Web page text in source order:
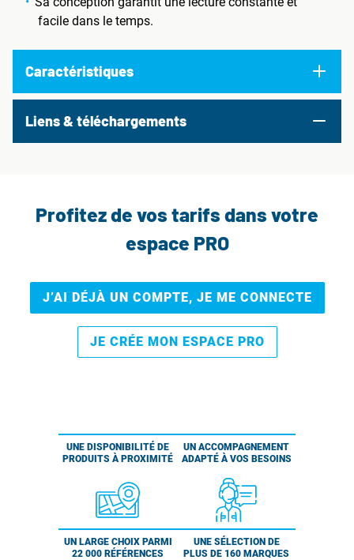
facile dans le temps.
Caractéristiques
Liens & téléchargements
Profitez de vos tarifs dans votre
espace PRO
J’AI DÉJÀ UN COMPTE, JE ME CONNECTE
JE CRÉE MON ESPACE PRO
UNE DISPONIBILITÉ DE
PRODUITS À PROXIMITÉ
UN ACCOMPAGNEMENT
ADAPTÉ À VOS BESOINS
UN LARGE CHOIX PARMI
22 000 RÉFÉRENCES
UNE SÉLECTION DE
PLUS DE 160 MARQUES